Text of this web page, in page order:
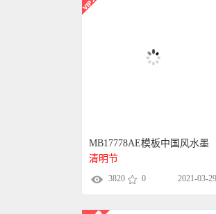
MB17778AE模板中国风水墨
清明节
3820 0 2021-03-29